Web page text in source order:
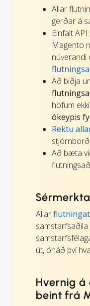
Allar
gerðar á
Einfalt
Magento
núverandi
Að biðja
höfum
ókeypis
Rektu
Að bæta
Allar
samstarfsaðila
út, óháð því
Hvernig á
beint frá